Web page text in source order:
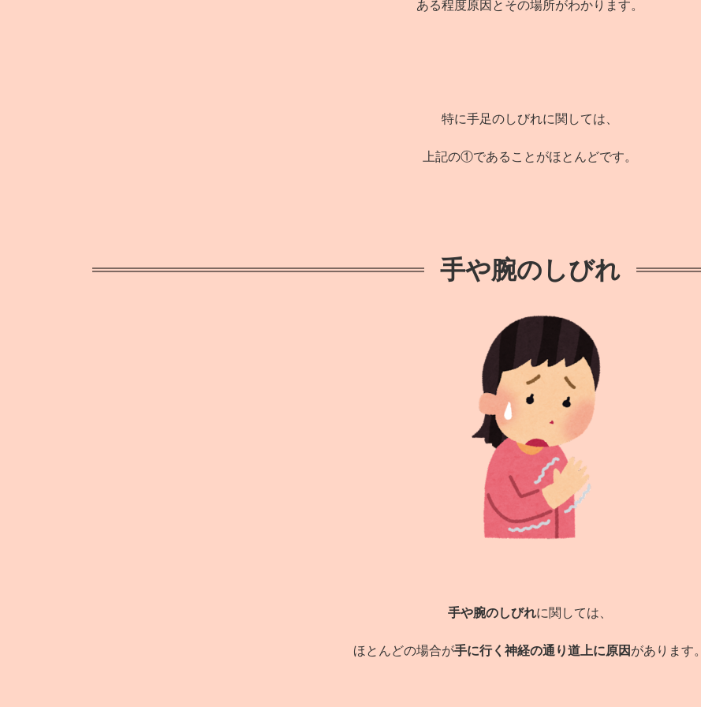
ある程度原因とその場所がわかります。
特に手足のしびれに関しては、
上記の①であることがほとんどです。
手や腕のしびれ
手や腕のしびれに関しては、
ほとんどの場合が手に行く神経の通り道上に原因 があります。